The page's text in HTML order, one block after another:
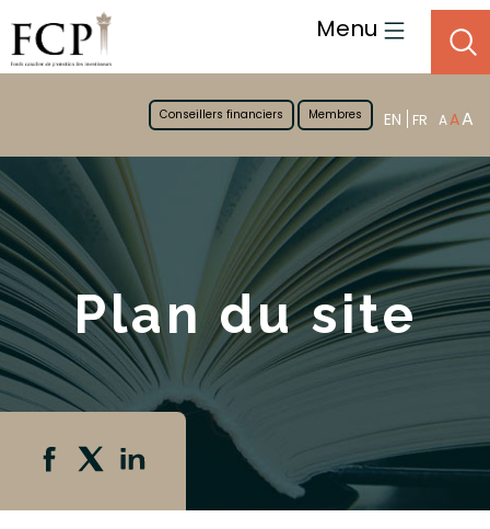
Menu
Conseillers financiers Membres EN FR AAA
Plan du site